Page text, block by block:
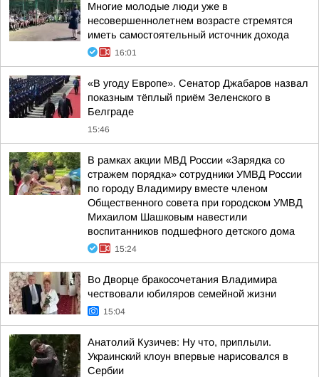
Многие молодые люди уже в
несовершеннолетнем возрасте стремятся
иметь самостоятельный источник дохода
16:01
«В угоду Европе». Сенатор Джабаров назвал
показным тёплый приём Зеленского в
Белграде
15:46
В рамках акции МВД России «Зарядка со
стражем порядка» сотрудники УМВД России
по городу Владимиру вместе членом
Общественного совета при городском УМВД
Михаилом Шашковым навестили
воспитанников подшефного детского дома
15:24
Во Дворце бракосочетания Владимира
чествовали юбиляров семейной жизни
15:04
Анатолий Кузичев: Ну что, приплыли.
Украинский клоун впервые нарисовался в
Сербии